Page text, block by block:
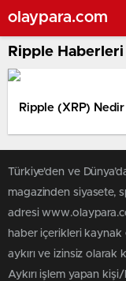
olaypara.com
Ripple Haberleri
Ripple (XRP) Nedir
Türkiye'den ve
magazinden siyasete,
adresi
haber içerikleri kaynak
aykırı ve izinsiz olarak
Aykırı işlem yapan